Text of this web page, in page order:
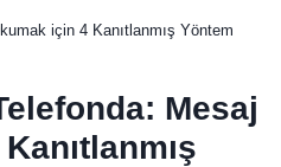
için 4 Kanıtlanmış Yöntem
Mesaj